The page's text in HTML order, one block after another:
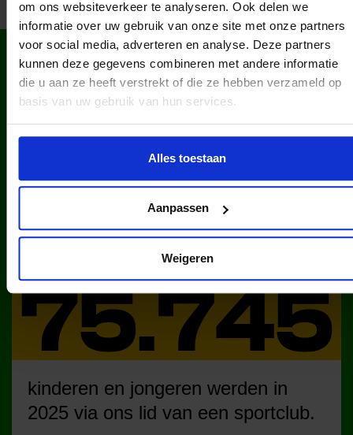
om ons websiteverkeer te analyseren. Ook delen we
informatie over uw gebruik van onze site met onze partners
voor social media, adverteren en analyse. Deze partners
kunnen deze gegevens combineren met andere informatie
die u aan ze heeft verstrekt of die ze hebben verzameld op
basis van uw gebruik van hun services.
Alles toestaan
Aanpassen
Weigeren
WIST JE DAT IN
NEDERLAND?
kinderen en jongeren werden in
2025 via ons lid van een club.
kinderen en jongeren werden in
2025 via ons lid van een sportclub.